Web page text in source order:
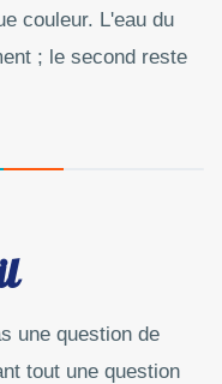
couleur. L'eau du
; le second reste
une question de
tout une question